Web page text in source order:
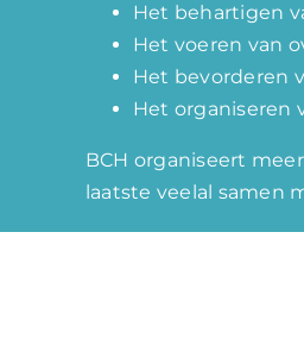
Het behartigen
Het voeren van
Het bevorderen
Het organiseren
BCH organiseert
laatste veelal samen